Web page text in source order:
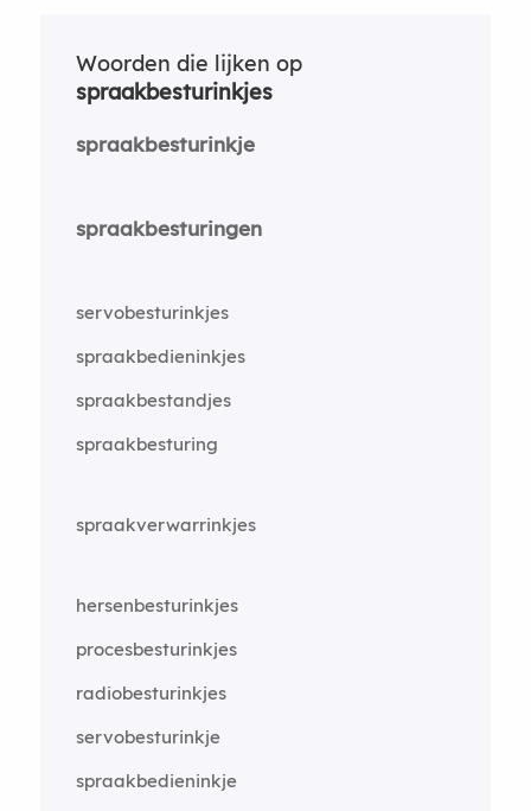
Woorden die lijken op
spraakbesturinkjes
spraakbesturinkje
spraakbesturingen
servobesturinkjes
spraakbedieninkjes
spraakbestandjes
spraakbesturing
spraakverwarrinkjes
hersenbesturinkjes
procesbesturinkjes
radiobesturinkjes
servobesturinkje
spraakbedieninkje